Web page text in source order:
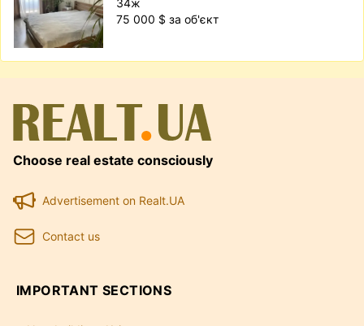
75 000 $ за об'єкт
Choose real estate consciously
Advertisement on Realt.UA
Contact us
IMPORTANT SECTIONS